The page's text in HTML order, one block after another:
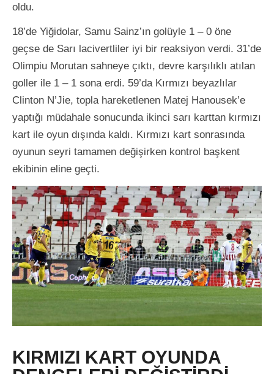
oldu.
18’de Yiğidolar, Samu Sainz’ın golüyle 1 – 0 öne
geçse de Sarı lacivertliler iyi bir reaksiyon verdi. 31’de
Olimpiu Morutan sahneye çıktı, devre karşılıklı atılan
goller ile 1 – 1 sona erdi. 59’da Kırmızı beyazlılar
Clinton N’Jie, topla hareketlenen Matej Hanousek’e
yaptığı müdahale sonucunda ikinci sarı karttan kırmızı
kart ile oyun dışında kaldı. Kırmızı kart sonrasında
oyunun seyri tamamen değişirken kontrol başkent
ekibinin eline geçti.
KIRMIZI KART OYUNDA